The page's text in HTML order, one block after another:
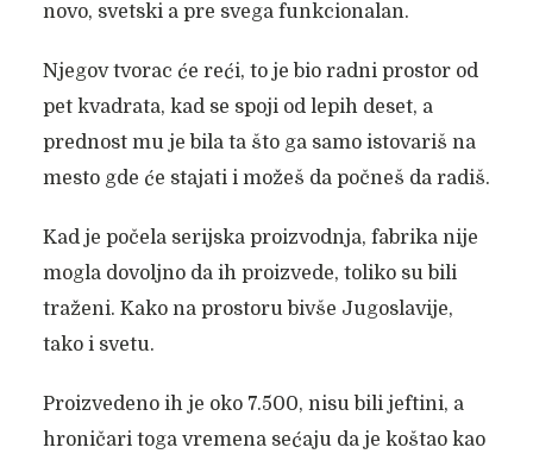
novo, svetski a pre svega funkcionalan.
Njegov tvorac će reći, to je bio radni prostor od
pet kvadrata, kad se spoji od lepih deset, a
prednost mu je bila ta što ga samo istovariš na
mesto gde će stajati i možeš da počneš da radiš.
Kad je počela serijska proizvodnja, fabrika nije
mogla dovoljno da ih proizvede, toliko su bili
traženi. Kako na prostoru bivše Jugoslavije,
tako i svetu.
Proizvedeno ih je oko 7.500, nisu bili jeftini, a
hroničari toga vremena sećaju da je koštao kao